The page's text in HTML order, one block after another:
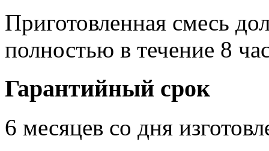
Приготовленная смесь
полностью в течение 8
Гарантийный срок
6 месяцев со дня